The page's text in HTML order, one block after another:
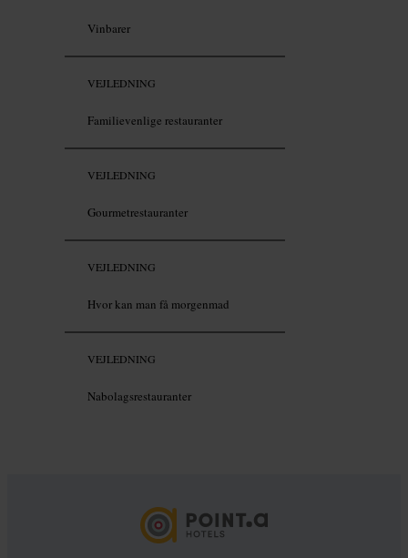
Vinbarer
VEJLEDNING
Familievenlige restauranter
VEJLEDNING
Gourmetrestauranter
VEJLEDNING
Hvor kan man få morgenmad
VEJLEDNING
Nabolagsrestauranter